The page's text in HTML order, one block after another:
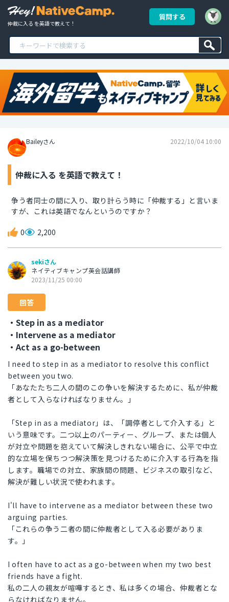
仲裁に入る を英語で教えて！
質問する
Baileyさん 2022/10/04 10:00
仲裁に入る を英語で教えて！
争う者同士の間に入り、取り計らう時に「仲裁する」と言いま
すが、これは英語でなんというのですか？
0 2,200
sekiさん
ネイティブキャンプ英会話講師
2023/11/25 00:00
回答
・Step in as a mediator
・Intervene as a mediator
・Act as a go-between
I need to step in as a mediator to resolve this conflict
between you two.
「あなたたち二人の間のこの争いを解決するために、私が仲裁
者として入らなければなりません。」
「Step in as a mediator」は、「調停者として介入する」と
いう意味です。二つ以上のパーティー、グループ、または個人
が対立や問題を抱えていて解決しきれない場合に、公平で中立
的な立場を保ちつつ解決策を見つけるために介入する行為を指
します。職場での対立、家族間の問題、ビジネスの取引など、
解決が難しい状況で使われます。
I'll have to intervene as a mediator between these two
arguing parties.
「これらの争う二者の間に仲裁者として入る必要がありま
す。」
I often have to act as a go-between when my two best
friends have a fight.
私の二人の親友が喧嘩するとき、私は多くの場合、仲裁者とな
らなければなりません。